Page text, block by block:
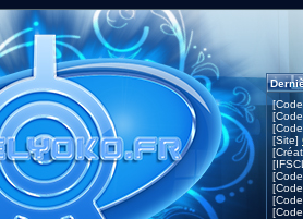
[Site]